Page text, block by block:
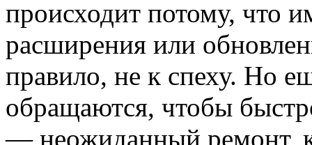
происходит потому, что
расширения или
правило, не к спеху. Но
обращаются, чтобы
— неожиданный ремонт,